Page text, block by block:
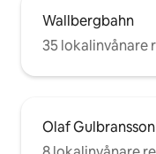
Wallbergbahn
35 lokalinvånare
Olaf